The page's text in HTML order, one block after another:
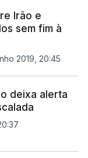
Irão e
sem fim à
2019, 20:45
deixa alerta